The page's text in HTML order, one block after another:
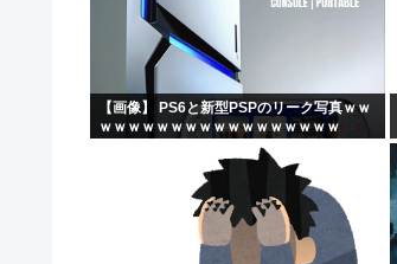
【画像】 PS6と新型PSPのリーク写真ｗｗ
ｗｗｗｗｗｗｗｗｗｗｗｗｗｗｗｗｗ